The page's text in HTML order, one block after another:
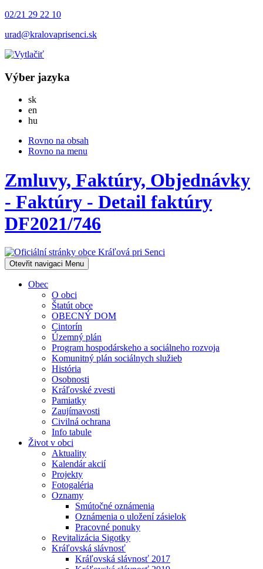
02/21 29 22 10
urad@kralovaprisenci.sk
Výber jazyka
skSlovensky
en
hu
Rovno na obsah
Rovno na menu
Zmluvy, Faktúry, Objednávky
- Faktúry - Detail faktúry
DF2021/746
Otevřit navigaci Menu
Obec
O obci
Štatút obce
OBECNÝ DOM
Cintorín
Územný plán
Program hospodárskeho a sociálneho rozvoja
Komunitný plán sociálnych služieb
História
Osobnosti
Kráľovské zvesti
Pamiatky
Zaujímavosti
Civilná ochrana
Info tabule
Život v obci
Aktuality
Kalendár akcií
Projekty
Fotogaléria
Oznamy
Smútočné oznámenia
Oznámenia o uložení zásielok
Pracovné ponuky
Revitalizácia Sigotky
Kráľovská slávnosť
Kráľovská slávnosť 2017